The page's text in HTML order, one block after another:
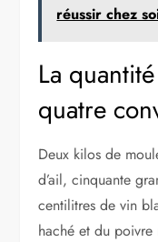
réussir chez
La
quatre
Deux kilos de
d’ail, cinquante
centilitres de vin
haché et du poivre